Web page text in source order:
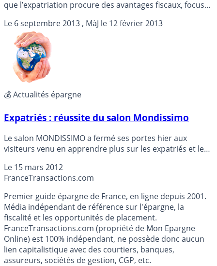
que l’expatriation procure des avantages fiscaux, focus
Le 6 septembre 2013, MàJ le 12 février 2013
💰 Actualités épargne
Expatriés : réussite du salon Mondissimo
Le salon MONDISSIMO a fermé ses portes hier aux
visiteurs venu en apprendre plus sur les expatriés et le
fiscalité des non-résidents a été au centre des
discussions. Détails...
Le 15 mars 2012
FranceTransactions.com
Premier guide épargne de France, en ligne depuis 2001.
Média indépendant de référence sur l'épargne, la
fiscalité et les opportunités de placement.
FranceTransactions.com (propriété de Mon Epargne
Online) est 100% indépendant, ne possède donc aucun
lien capitalistique avec des courtiers, banques,
assureurs, sociétés de gestion, CGP, etc.